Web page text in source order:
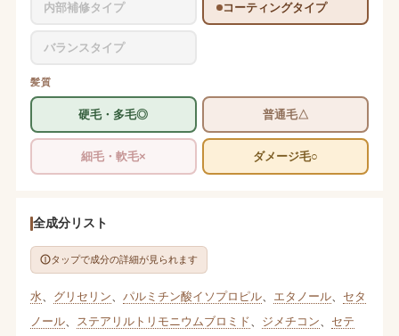
内部補修タイプ コーティングタイプ
バランスタイプ
髪質
硬毛・多毛◎ 普通毛△
細毛・軟毛× ダメージ毛○
全成分リスト
タップで成分の詳細が見られます
水 グリセリン パルミチン酸イソプロピル、 エタノール、 セタ
ノール、 ステアリルトリモニウムブロミド ジメチコン
セテ